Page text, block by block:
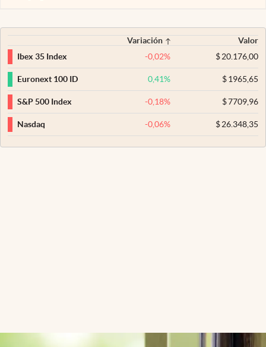
Variación
Valor
Ibex 35 Index
-0,02% $20.176,00
Euronext 100 ID 0,41% $1965,65
S&P 500 Index -0,18% $7709,96
Nasdaq -0,06% $26.348,35